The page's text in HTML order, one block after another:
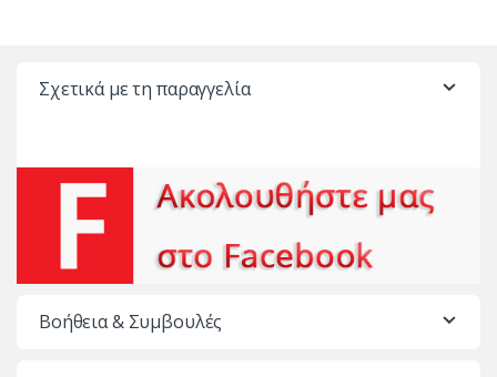
Σχετικά με τη παραγγελία
Βοήθεια & Συμβουλές